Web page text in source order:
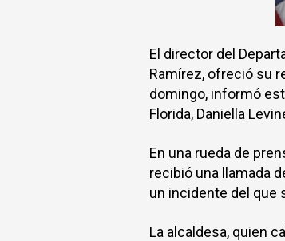
El director del
Ramírez, ofreció su
domingo, informó
Florida, Daniella
En una rueda de
recibió una llamada
un incidente del que
La alcaldesa, quien